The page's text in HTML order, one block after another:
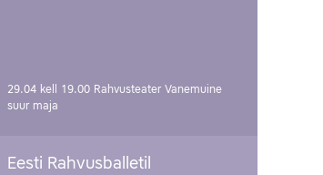
29.04 kell 19.00 Rahvusteater Vanemuine
suur maja
Eesti Rahvusballetil